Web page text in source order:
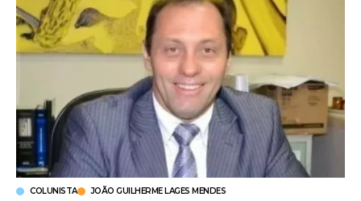
COLUNISTA JOÃO GUILHERME LAGES MENDES